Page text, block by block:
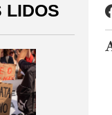
LIDOS